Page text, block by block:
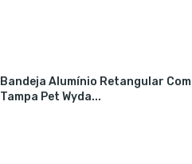
Bandeja Alumínio Retangular Com
Tampa Pet Wyda...